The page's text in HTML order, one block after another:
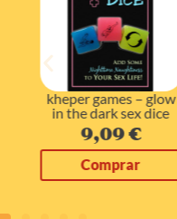
kheper games – glow
in the dark sex dice
9,09€
Comprar